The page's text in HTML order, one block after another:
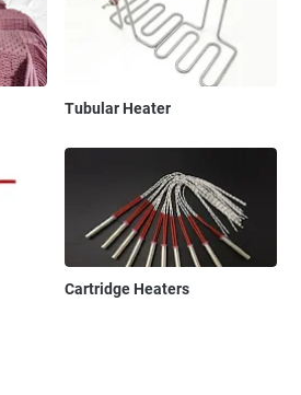
Tubular Heater
Cartridge Heaters